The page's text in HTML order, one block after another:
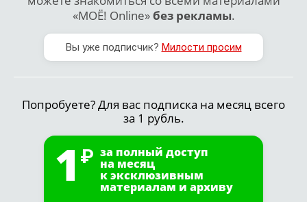
«МОЁ! Online»без рекламы.
Вы уже подписчик? Милости просим
Попробуете? Для вас подписка на месяц всего
за 1 рубль.
1 за полный доступ
на месяц
к эксклюзивным
материалам и архиву